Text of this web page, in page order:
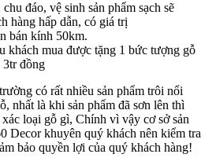
đáo, vệ sinh sản phẩm sạch sẽ
hàng hấp dẫn, có giá trị
bán kính 50km.
khách mua được tặng 1 bức tượng gỗ
3tr đồng
có rất nhiều sản phẩm trôi nổi
nhất là khi sản phẩm đã sơn lên thì
loại gỗ gì, Chính vì vậy cơ sở sản
Decor khuyên quý khách nên kiểm tra
bảo quyền lợi của quý khách hàng!